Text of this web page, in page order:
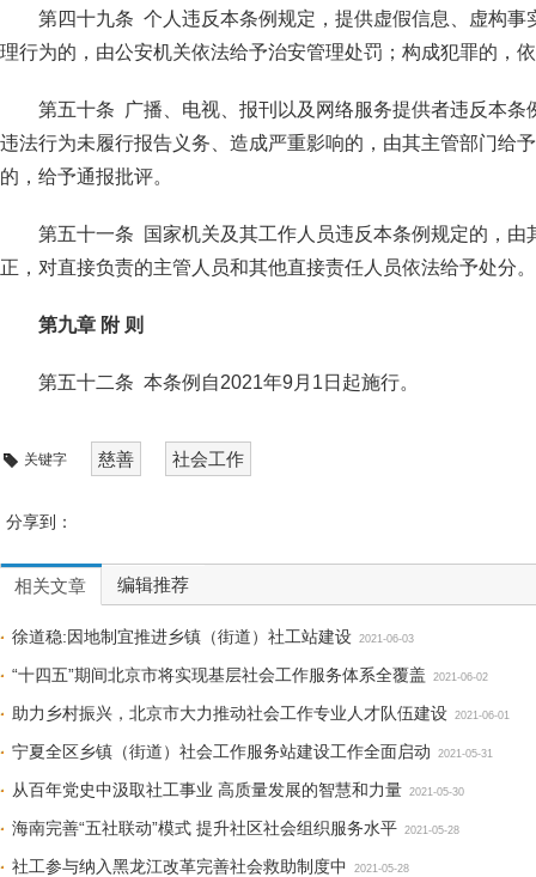
第四十九条 个人违反本条例规定，提供虚假信息、虚构事
理行为的，由公安机关依法给予治安管理处罚；构成犯罪的，
第五十条 广播、电视、报刊以及网络服务提供者违反本条
违法行为未履行报告义务、造成严重影响的，由其主管部门给
的，给予通报批评。
第五十一条 国家机关及其工作人员违反本条例规定的，由
正，对直接负责的主管人员和其他直接责任人员依法给予处分。
第九章 附 则
第五十二条 本条例自2021年9月1日起施行。
关键字 慈善 社会工作
分享到：
相关文章 编辑推荐
徐道稳:因地制宜推进乡镇（街道）社工站建设 2021-06-03
“十四五”期间北京市将实现基层社会工作服务体系全覆盖 2021-06-02
助力乡村振兴，北京市大力推动社会工作专业人才队伍建设 2021-06-01
宁夏全区乡镇（街道）社会工作服务站建设工作全面启动 2021-05-31
从百年党史中汲取社工事业 高质量发展的智慧和力量 2021-05-30
海南完善“五社联动”模式 提升社区社会组织服务水平 2021-05-28
社工参与纳入黑龙江改革完善社会救助制度中 2021-05-28